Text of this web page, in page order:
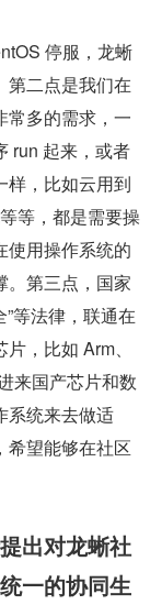
停服，龙蜥
第二点是我们在
常多的需求，一
run 起来，或者
样，比如云用到
等，都是需要操
使用操作系统的
。第三点，国家
”等法律，联通在
，比如 Arm、
来国产芯片和数
系统来去做适
希望能够在社区
出对龙蜥社
一的协同生